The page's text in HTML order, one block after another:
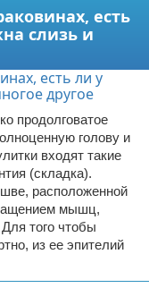
есть
слизь и
продолговатое
голову и
входят такие
(складка).
расположенной
мышц,
того чтобы
из ее эпителий